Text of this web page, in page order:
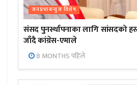
जनप्रभाबन्युज विशेष
संसद पुनर्स्थापनाका लागि सांसदको
जाँदै कांग्रेस-एमाले
8 MONTHS पहिले